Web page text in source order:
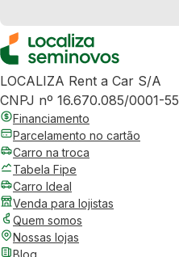
LOCALIZA Rent a Car S/A
CNPJ nº 16.670.085/0001-55
Financiamento
Parcelamento no cartão
Carro na troca
Tabela Fipe
Carro Ideal
Venda para lojistas
Quem somos
Nossas lojas
Blog